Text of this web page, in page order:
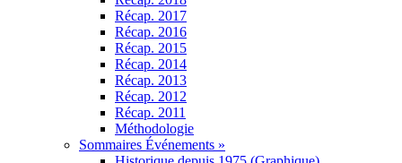
Récap. 2017
Récap. 2016
Récap. 2015
Récap. 2014
Récap. 2013
Récap. 2012
Récap. 2011
Méthodologie
Sommaires Événements »